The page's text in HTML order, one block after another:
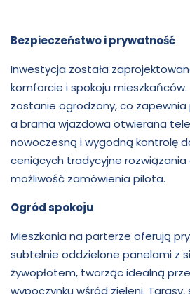
Bezpieczeństwo i prywatność
Inwestycja została
komforcie i spokoju
zostanie ogrodzony, co
a brama wjazdowa otwierana
nowoczesną i wygodną kontrolę
ceniących tradycyjne
możliwość zamówienia pilota.
Ogród spokoju
Mieszkania na parterze oferują
subtelnie oddzielone panelami z
żywopłotem, tworząc idealną